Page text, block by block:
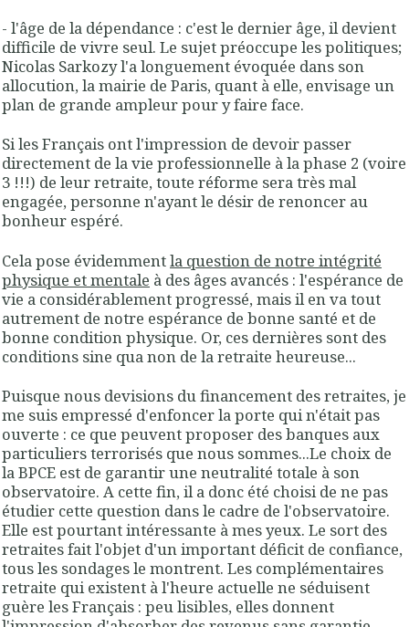
- l'âge de la dépendance : c'est le dernier âge, il devient
difficile de vivre seul. Le sujet préoccupe les politiques;
Nicolas Sarkozy l'a longuement évoquée dans son
allocution, la mairie de Paris, quant à elle, envisage un
plan de grande ampleur pour y faire face.
Si les Français ont l'impression de devoir passer
directement de la vie professionnelle à la phase 2 (voire
3 !!!) de leur retraite, toute réforme sera très mal
engagée, personne n'ayant le désir de renoncer au
bonheur espéré.
Cela pose évidemmentla question de notre intégrité
physique et mentale à des âges avancés : l'espérance de
vie a considérablement progressé, mais il en va tout
autrement de notre espérance de bonne santé et de
bonne condition physique. Or, ces dernières sont des
conditions sine qua non de la retraite heureuse...
Puisque nous devisions du financement des retraites, je
me suis empressé d'enfoncer la porte qui n'était pas
ouverte : ce que peuvent proposer des banques aux
particuliers terrorisés que nous sommes...Le choix de
la BPCE est de garantir une neutralité totale à son
observatoire. A cette fin, il a donc été choisi de ne pas
étudier cette question dans le cadre de l'observatoire.
Elle est pourtant intéressante à mes yeux. Le sort des
retraites fait l'objet d'un important déficit de confiance,
tous les sondages le montrent. Les complémentaires
retraite qui existent à l'heure actuelle ne séduisent
guère les Français : peu lisibles, elles donnent